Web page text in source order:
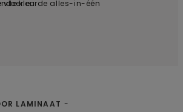
vloer en de alles-in-één
van traptreden / voor een
kleur
LAMINAAT